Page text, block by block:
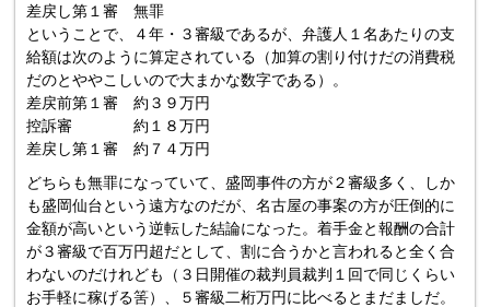
差戻し第１審 無罪
ということで、４年・３審級であるが、弁護人１名あたりの支
給額は次のように算定されている（加算の割り付けだの消費税
だのとややこしいので大まかな数字である）。
差戻前第１審 約３９万円
控訴審 約１８万円
差戻し第１審 約７４万円
どちらも無罪になっていて、盛岡事件の方が２審級多く、しか
も盛岡仙台という遠方なのだが、名古屋の事案の方が圧倒的に
金額が高いという逆転した結論になった。着手金と報酬の合計
が３審級で百万円超だとして、割に合うかと言われると全く合
わないのだけれども（３日開催の裁判員裁判１回で同じくらい
お手軽に稼げる筈）、５審級二桁万円に比べるとまだましだ。